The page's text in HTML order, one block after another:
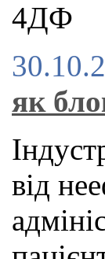
4ДФ
як
від